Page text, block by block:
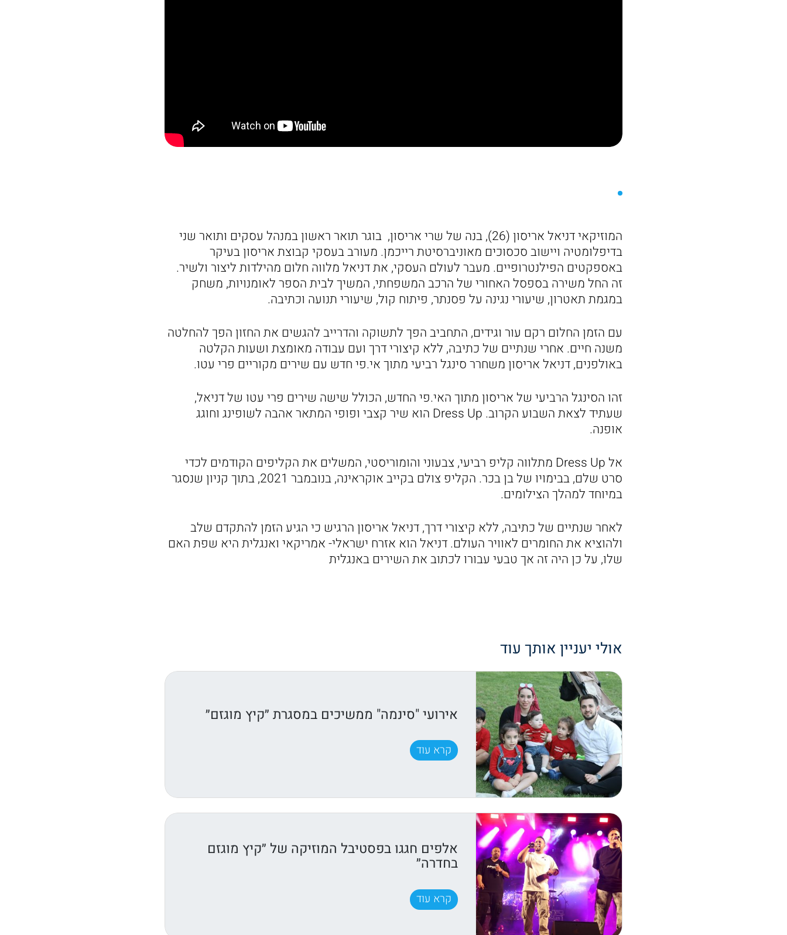
המוזיקאי דניאל אריסון (26), בנה של שרי אריסון, בוגר תואר ראשון במנהל עסקים ותואר שני
בדיפלומטיה ויישוב סכסוכים מאוניברסיטת רייכמן. מעורב בעסקי קבוצת אריסון בעיקר
באספקטים הפילנטרופיים. מעבר לעולם העסקי, את דניאל מלווה חלום מהילדות ליצור ולשיר.
זה החל משירה בספסל האחורי של הרכב המשפחתי, המשיך לבית הספר לאומנויות, משחק
במגמת תאטרון, שיעורי נגינה על פסנתר, פיתוח קול, שיעורי תנועה וכתיבה.
עם הזמן החלום רקם עור וגידים, התחביב הפך לתשוקה והדרייב להגשים את החזון הפך להחלטה
משנה חיים. אחרי שנתיים של כתיבה, ללא קיצורי דרך ועם עבודה מאומצת ושעות הקלטה
באולפנים, דניאל אריסון משחרר סינגל רביעי מתוך אי.פי חדש עם שירים מקוריים פרי עטו.
זהו הסינגל הרביעי של אריסון מתוך האי.פי החדש, הכולל שישה שירים פרי עטו של דניאל,
שעתיד לצאת השבוע הקרוב. Dress Up הוא שיר קצבי ופופי המתאר אהבה לשופינג וחוגג
אופנה.
אל Dress Up מתלווה קליפ רביעי, צבעוני והומוריסטי, המשלים את הקליפים הקודמים לכדי
סרט שלם, בבימויו של בן בכר. הקליפ צולם בקייב אוקראינה, בנובמבר 2021, בתוך קניון שנסגר
במיוחד למהלך הצילומים.
לאחר שנתיים של כתיבה, ללא קיצורי דרך, דניאל אריסון הרגיש כי הגיע הזמן להתקדם שלב
ולהוציא את החומרים לאוויר העולם. דניאל הוא אזרח ישראלי- אמריקאי ואנגלית היא שפת האם
שלו, על כן היה זה אך טבעי עבורו לכתוב את השירים באנגלית
אולי יעניין אותך עוד
אירועי "סינמה" ממשיכים במסגרת ״קיץ מוגזם״
קרא עוד
אלפים חגגו בפסטיבל המוזיקה של ״קיץ מוגזם
בחדרה״
קרא עוד